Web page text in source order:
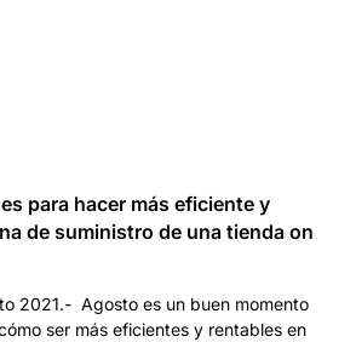
para hacer más eficiente y
de suministro de una tienda on
2021.- Agosto es un buen momento
ser más eficientes y rentables en